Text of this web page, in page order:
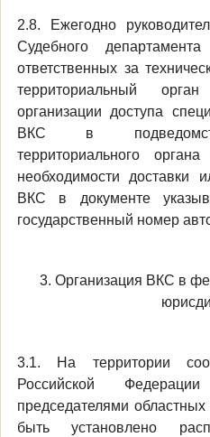
2.8. Ежегодно
Судебного
ответственных за
территориальный
организации доступа
ВКС в
территориального
необходимости доставки
ВКС в документе
государственный номер
3. Организация ВКС в
3.1. На территории
Российской
председателями
быть установлено